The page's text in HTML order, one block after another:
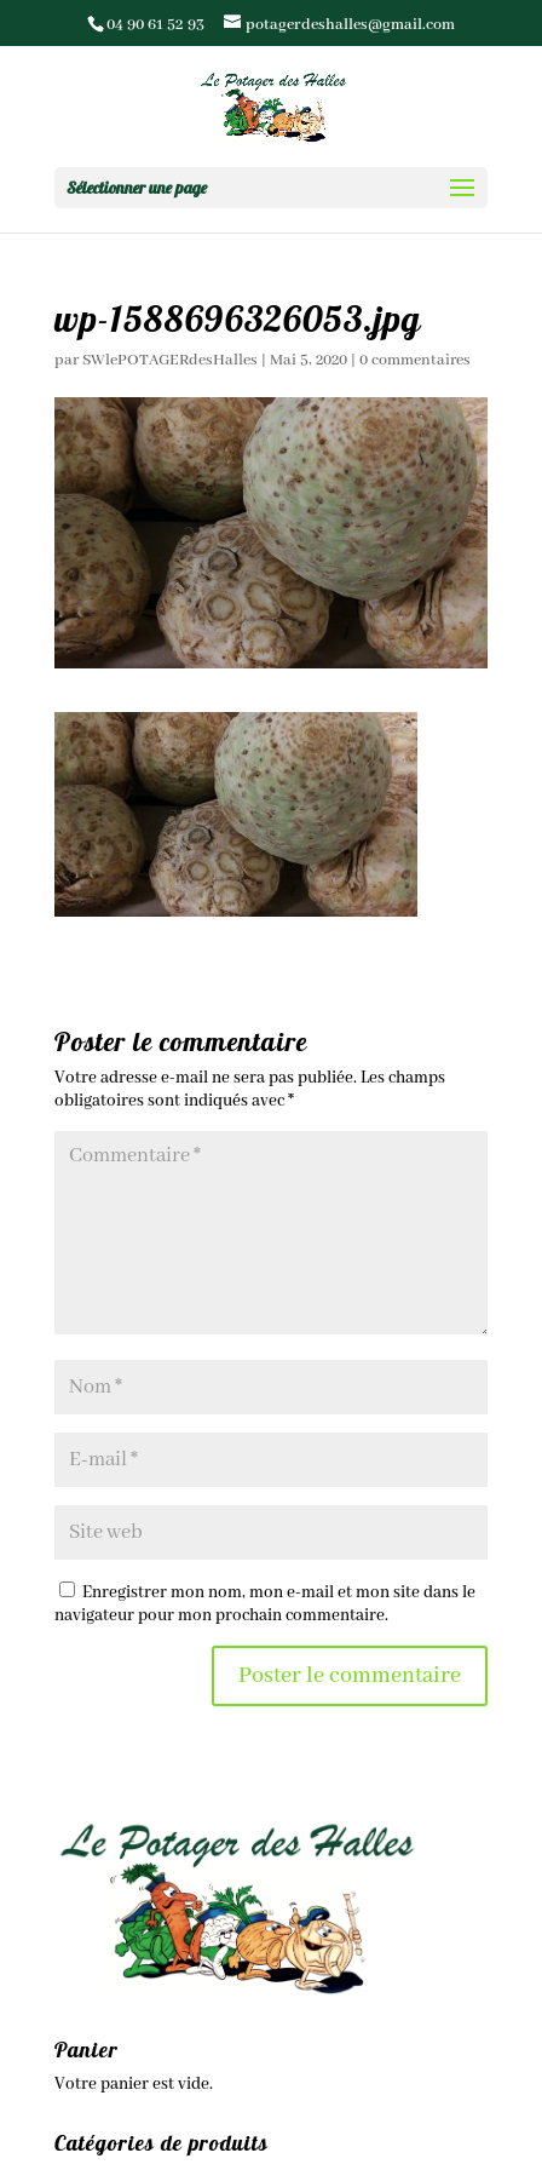
04 90 61 52 93 potagerdeshalles@gmail.com
Sélectionner une page
wp-1588696326053.jpg
parSWlePOTAGERdesHalles | Mai 5, 2020| 0 commentaires
Poster le commentaire
Votre adresse e-mail ne sera pas publiée.Les champs
obligatoires sont indiqués avec*
Enregistrer mon nom, mon e-mail et mon site dans le
navigateur pour mon prochain commentaire.
Panier
Votre panier est vide.
Catégories de produits